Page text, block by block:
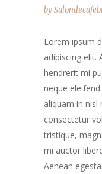
by
Lorem ipsum
adipiscing elit.
hendrerit mi
neque
aliquam in nisl
consectetur
tristique,
mi auctor
Aenean